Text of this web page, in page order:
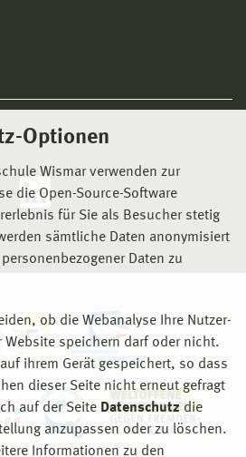
Optionen
Wismar verwenden zur
die Open-Source-Software
für Sie als Besucher stetig
sämtliche Daten anonymisiert
Daten zu
ob die Webanalyse Ihre Nutzer-
Website speichern darf oder nicht.
ihrem Gerät gespeichert, so dass
dieser Seite nicht erneut gefragt
auf der Seite Datenschutz die
anzupassen oder zu löschen.
Informationen zu den